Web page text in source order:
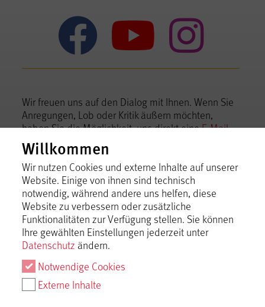
Mythos
Wir freuen uns auf den Dialog mit Ihnen. Wenn Sie
Anregungen, Lob oder Kritik äußern möchten,
haben Sie die Möglichkeit, uns direkt eineE-Mail
zu schreiben.
Tourismusgemeinschaft Mythos Schwäbische
Alb im Landkreis Reutlingen e.V.
Bismarckstraße 21, 72574 Bad Urach
Telefon +49 7125 15060-0,info@mythos-alb.de
Willkommen
Wir nutzen Cookies und externe Inhalte auf unserer
Website. Einige von ihnen sind technisch
notwendig, während andere uns helfen, diese
Website zu verbessern oder zusätzliche
Funktionalitäten zur Verfügung stellen. Sie können
Ihre gewählten Einstellungen jederzeit unter
Datenschutz ändern.
Notwendige Cookies
Externe Inhalte